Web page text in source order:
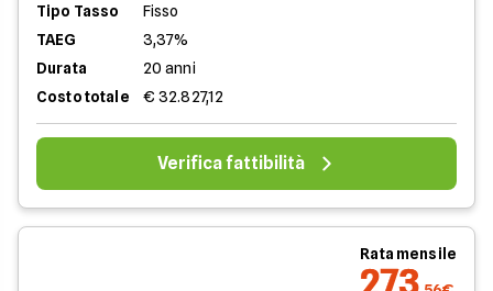
Tipo Tasso
Fisso
TAEG
3,37%
Durata
20 anni
Costo totale
€ 32.827,12
Verifica fattibilità
Rata mensile
273